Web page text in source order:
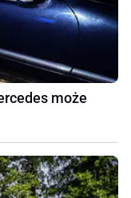
może